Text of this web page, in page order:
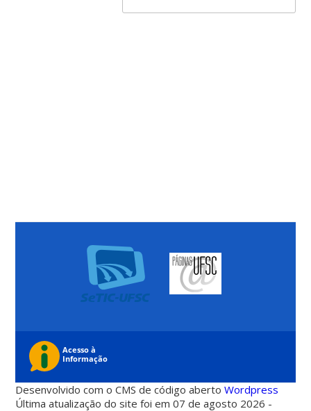
Desenvolvido com o CMS de código abertoWordpress
Última atualização do site foi em 07 de agosto 2026 -